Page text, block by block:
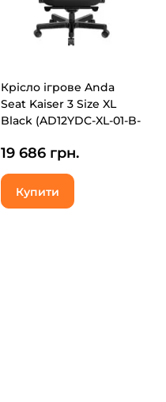
Крісло ігрове Anda
Seat Kaiser 3 Size XL
Black (AD12YDC-XL-01-B-
19 686 грн.
Купити